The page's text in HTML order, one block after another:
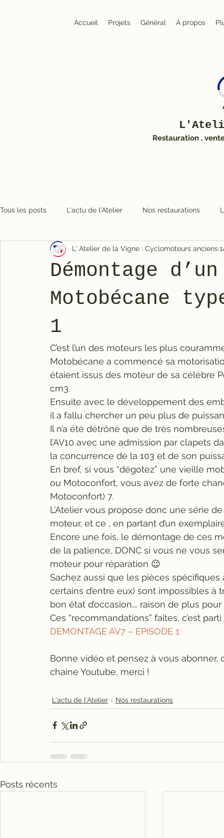
Accueil Projets Général À propos
Restauration ,
Tous les posts L'actu de l'Atelier Nos restaurations
Démontage
Motobécane
1
L' Atelier de la Vigne : Cyclomoteurs anciens
C’est l’un des moteurs les plus
Motobécane a commencé sa
étaient issus des moteur de sa célèbre
cm3.
Ensuite avec le développement des
il a fallu chercher un peu plus de
Il n’a été détrôné que de très
l’AV10 avec une admission par clapets
la concurrence de la 103 et de son
En bref, si vous “dégotez” une vieille
ou Motoconfort, vous avez de forte
Motoconfort) 7.
L’Atelier vous propose donc une série
moteur, et ce , en partant d’un
Encore une fois, le démontage de ces
de la patience, DONC si vous ne vous
moteur pour réparation 😉
Sachez aussi que les pièces
certains d’entre eux) sont impossibles
bon état d’occasion…. raison de plus
Ces “recommandations” faites, c’est
DEMONTAGE AV7 – EPISODE 1
Bonne vidéo et pensez à vous
chaine Youtube, merci !
L'actu de l'Atelier Nos restaurations
Posts récents